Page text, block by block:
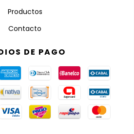
Productos
Contacto
DE PAGO